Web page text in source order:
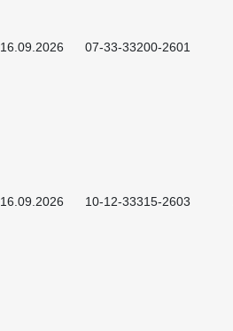
16.09.2026 07-33-33200-2601
16.09.2026 10-12-33315-2603